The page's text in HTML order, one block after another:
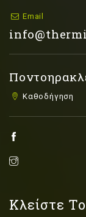
Email
Καθοδήγηση
Κλείστε